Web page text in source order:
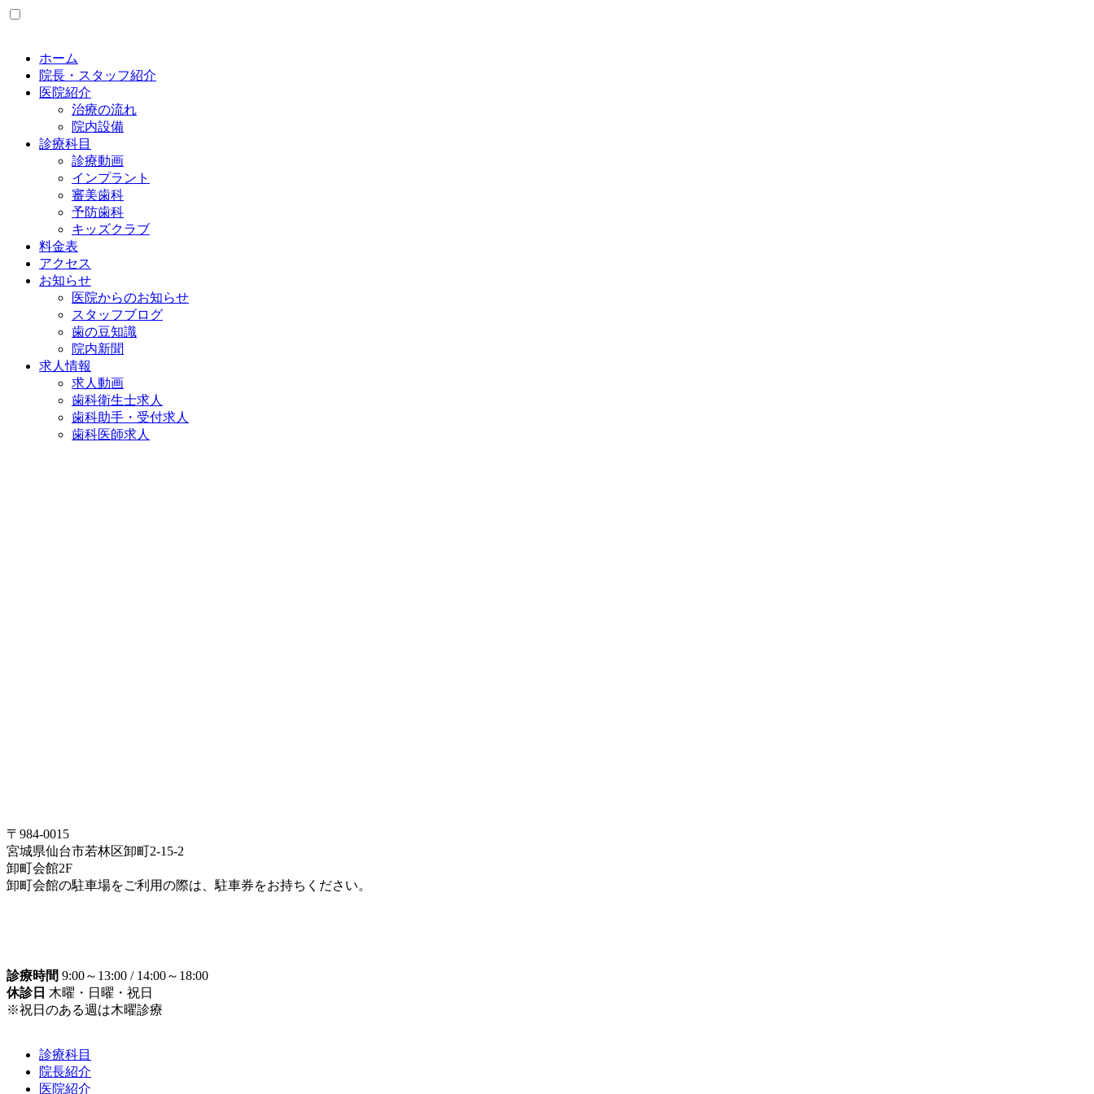
ホーム
院長・スタッフ紹介
医院紹介
治療の流れ
院内設備
診療科目
診療動画
インプラント
審美歯科
予防歯科
キッズクラブ
料金表
アクセス
お知らせ
医院からのお知らせ
スタッフブログ
歯の豆知識
院内新聞
求人情報
求人動画
歯科衛生士求人
歯科助手・受付求人
歯科医師求人
〒984-0015
宮城県仙台市若林区卸町2-15-2
卸町会館2F
卸町会館の駐車場をご利用の際は、駐車券をお持ちください。
診療時間 9:00～13:00 / 14:00～18:00
休診日 木曜・日曜・祝日
※祝日のある週は木曜診療
診療科目
院長紹介
医院紹介